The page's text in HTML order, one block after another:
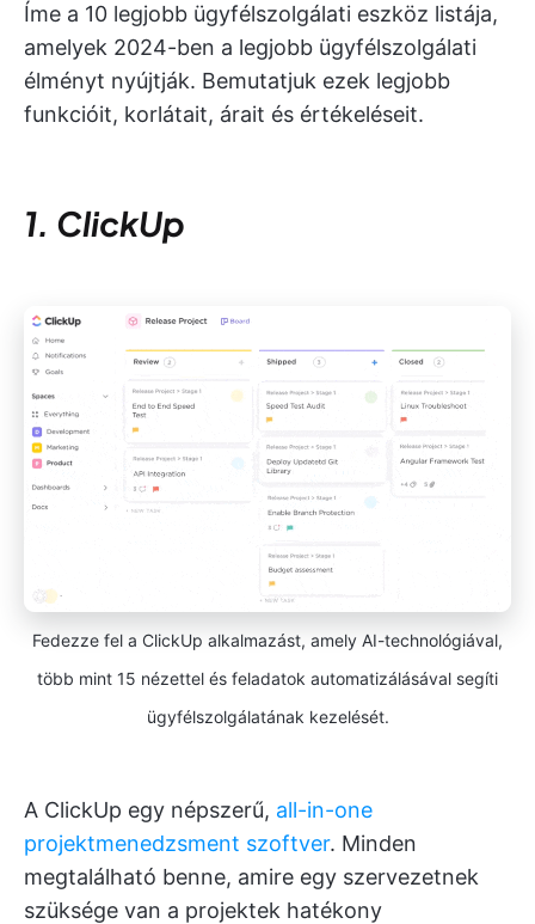
Íme a 10 legjobb ügyfélszolgálati eszköz listája,
amelyek 2024-ben a legjobb ügyfélszolgálati
élményt nyújtják. Bemutatjuk ezek legjobb
funkcióit, korlátait, árait és értékeléseit.
1. ClickUp
Fedezze fel a ClickUp alkalmazást, amely AI-technológiával,
több mint 15 nézettel és feladatok automatizálásával segíti
ügyfélszolgálatának kezelését.
A ClickUp egy népszerű, all-in-one
projektmenedzsment szoftver. Minden
megtalálható benne, amire egy szervezetnek
szüksége van a projektek hatékony